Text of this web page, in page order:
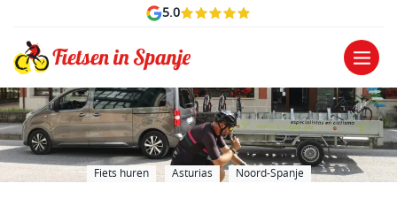
5.0
Fiets huren Asturias Noord-Spanje